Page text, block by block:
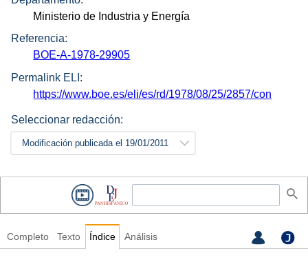
Ministerio de Industria y Energía
Referencia:
BOE-A-1978-29905
Permalink ELI:
https://www.boe.es/eli/es/rd/1978/08/25/2857/con
Seleccionar redacción:
Modificación publicada el 19/01/2011
Completo Texto Índice Análisis